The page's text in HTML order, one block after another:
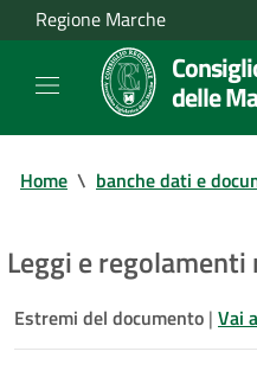
Regione Marche
delle
Home \ banche dati e
Leggi e
Estremi del documento | Vai